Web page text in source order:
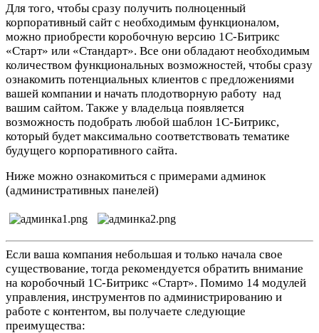
Для того, чтобы сразу получить полноценный
корпоративный сайт с необходимым функционалом,
можно приобрести коробочную версию 1С-Битрикс
«Старт» или «Стандарт». Все они обладают необходимым
количеством функциональных возможностей, чтобы сразу
ознакомить потенциальных клиентов с предложениями
вашей компании и начать плодотворную работу над
вашим сайтом. Также у владельца появляется
возможность подобрать любой шаблон 1С-Битрикс,
который будет максимально соответствовать тематике
будущего корпоративного сайта.
Ниже можно ознакомиться с примерами админок
(административных панелей)
Если ваша компания небольшая и только начала свое
существование, тогда рекомендуется обратить внимание
на коробочный 1С-Битрикс «Старт». Помимо 14 модулей
управления, инструментов по администрированию и
работе с контентом, вы получаете следующие
преимущества: